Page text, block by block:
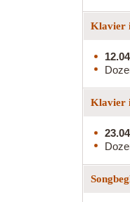
Klavier
Klavier